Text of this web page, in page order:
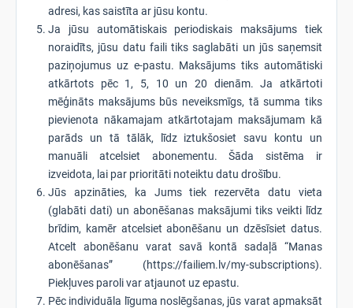
adresi, kas saistīta ar jūsu kontu.
Ja jūsu automātiskais periodiskais maksājums tiek
noraidīts, jūsu datu faili tiks saglabāti un jūs saņemsit
paziņojumus uz e-pastu. Maksājums tiks automātiski
atkārtots pēc 1, 5, 10 un 20 dienām. Ja atkārtoti
mēģināts maksājums būs neveiksmīgs, tā summa tiks
pievienota nākamajam atkārtotajam maksājumam kā
parāds un tā tālāk, līdz iztukšosiet savu kontu un
manuāli atcelsiet abonementu. Šāda sistēma ir
izveidota, lai par prioritāti noteiktu datu drošību.
Jūs apzināties, ka Jums tiek rezervēta datu vieta
(glabāti dati) un abonēšanas maksājumi tiks veikti līdz
brīdim, kamēr atcelsiet abonēšanu un dzēsīsiet datus.
Atcelt abonēšanu varat savā kontā sadaļā “Manas
abonēšanas” (https://failiem.lv/my-subscriptions).
Piekļuves paroli var atjaunot uz epastu.
Pēc individuāla līguma noslēgšanas, jūs varat apmaksāt